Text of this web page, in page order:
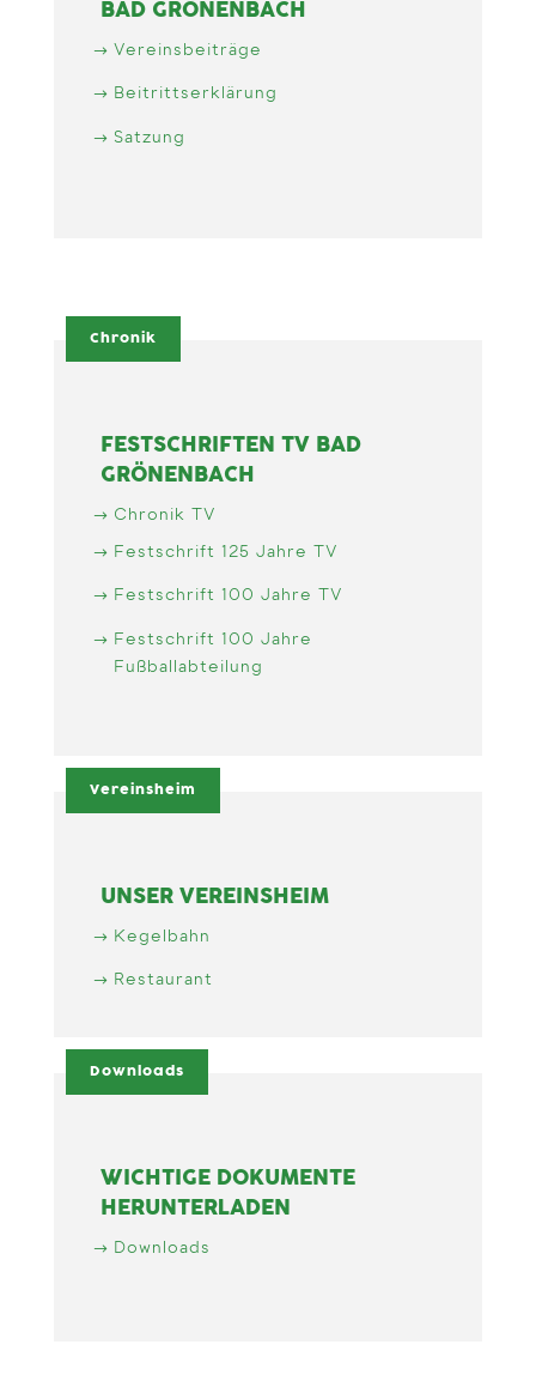
BAD GRÖNENBACH
Vereinsbeiträge
Beitrittserklärung
Satzung
Chronik
FESTSCHRIFTEN TV BAD
GRÖNENBACH
Chronik TV
Festschrift 125 Jahre TV
Festschrift 100 Jahre TV
Festschrift 100 Jahre
Fußballabteilung
Vereinsheim
UNSER VEREINSHEIM
Kegelbahn
Restaurant
Downloads
WICHTIGE DOKUMENTE
HERUNTERLADEN
Downloads